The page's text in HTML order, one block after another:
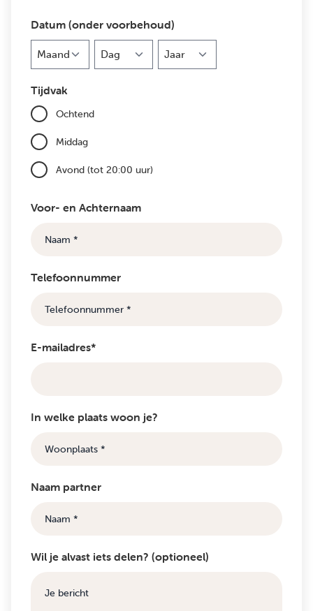
Datum (onder voorbehoud)
Tijdvak
Ochtend
Middag
Avond (tot 20:00 uur)
Voor- en Achternaam
Telefoonnummer
E-mailadres*
In welke plaats woon je?
Naam partner
Wil je alvast iets delen? (optioneel)